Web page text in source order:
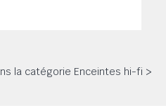
la catégorie Enceintes hi-fi >